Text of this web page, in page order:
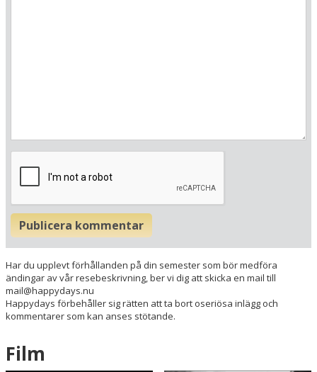
TUI BLUE Schladming
Coburgstrasse 5
A-8970 Schladming
Østrig
Din adress
Hitta resvägen❯
Hotellets GPS-koordinater
E 013&deg; 41.595'
Publicera kommentar
Har du upplevt förhållanden på din semester som bör medföra
ändingar av vår resebeskrivning, ber vi dig att skicka en mail till
mail@happydays.nu
Happydays förbehåller sig rätten att ta bort oseriösa inlägg och
kommentarer som kan anses stötande.
Film